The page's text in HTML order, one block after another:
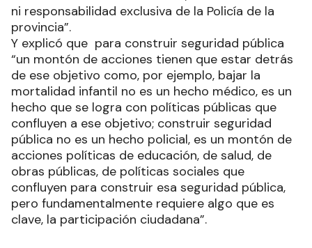
ni responsabilidad exclusiva de la Policía de la
provincia”.
Y explicó que para construir seguridad pública
“un montón de acciones tienen que estar detrás
de ese objetivo como, por ejemplo, bajar la
mortalidad infantil no es un hecho médico, es un
hecho que se logra con políticas públicas que
confluyen a ese objetivo; construir seguridad
pública no es un hecho policial, es un montón de
acciones políticas de educación, de salud, de
obras públicas, de políticas sociales que
confluyen para construir esa seguridad pública,
pero fundamentalmente requiere algo que es
clave, la participación ciudadana”.